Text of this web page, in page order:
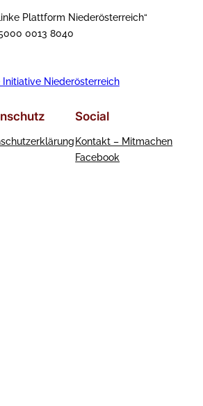
Plattform Niederösterreich“
0013 8040
Initiative Niederösterreich
Social
Kontakt – Mitmachen
Facebook